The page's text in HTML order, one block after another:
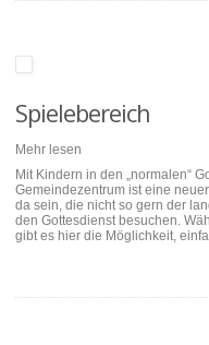
Spielebereich
Mehr lesen
Mit Kindern in den „normalen“
Gemeindezentrum ist eine
da sein, die nicht so gern der
den Gottesdienst besuchen.
gibt es hier die Möglichkeit,